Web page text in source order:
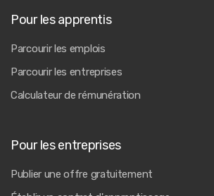
Pour les apprentis
Parcourir les emplois
Parcourir les entreprises
Calculateur de rémunération
Pour les entreprises
Publier une offre gratuitement